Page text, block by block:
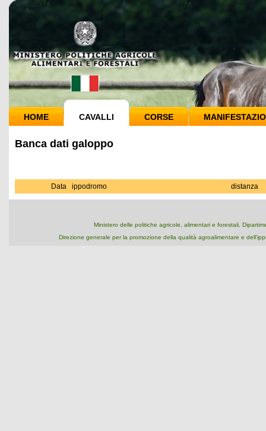
HOME CAVALLI CORSE
Banca dati galoppo
Data ippodromo distanza
Ministero delle politiche agricole, alimentari e forestali,
Direzione generale per la promozione della qualità agroalimentare e